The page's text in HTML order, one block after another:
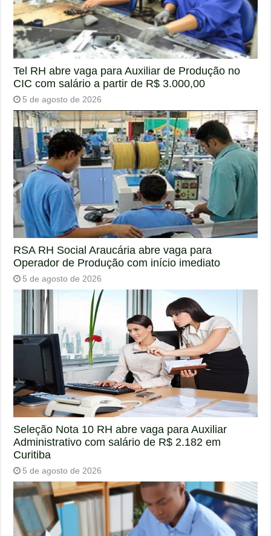
Tel RH abre vaga para Auxiliar de Produção no
CIC com salário a partir de R$ 3.000,00
5 de agosto de 2026
RSA RH Social Araucária abre vaga para
Operador de Produção com início imediato
5 de agosto de 2026
Seleção Nota 10 RH abre vaga para Auxiliar
Administrativo com salário de R$ 2.182 em
Curitiba
5 de agosto de 2026